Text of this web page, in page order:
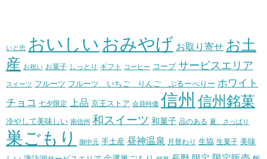
いと忠 おいしい おみやげ お取り寄せ お土
産 お祝い お菓子 しっとり ギフト コーヒー コープ サービスエリア
スイーツ フルーツ フルーツ いちご りんご ぶるーべりー ホワイト
チョコ 七夕限定 上品 京王ストア 会員特価 信州 信州銘菓
冷やして美味しい 南信州 和スイーツ 和菓子 品のある 夏、さっぱり
巣ごもり 御中元 手土産 昼神温泉 月替わり 生協 生菓子 美味